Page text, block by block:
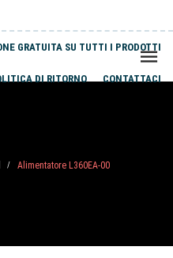
GRATUITA SU TUTTI I PRODOTTI
DI RITORNO CONTATTACI
/ Alimentatore L360EA-00